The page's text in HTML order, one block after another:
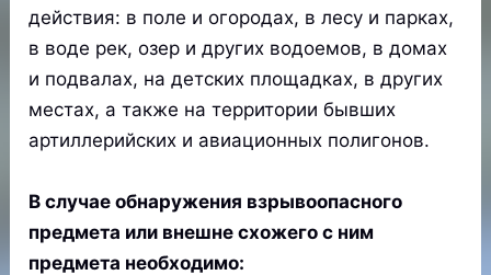
действия: в поле и огородах, в лесу и парках,
в воде рек, озер и других водоемов, в домах
и подвалах, на детских площадках, в других
местах, а также на территории бывших
артиллерийских и авиационных полигонов.
В случае обнаружения взрывоопасного
предмета или внешне схожего с ним
предмета необходимо: